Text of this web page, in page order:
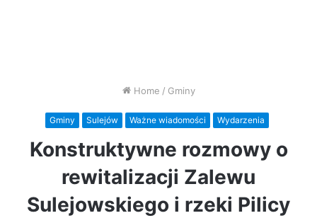
Home / Gminy
Gminy Sulejów Ważne wiadomości Wydarzenia
Konstruktywne rozmowy o
rewitalizacji Zalewu
Sulejowskiego i rzeki Pilicy